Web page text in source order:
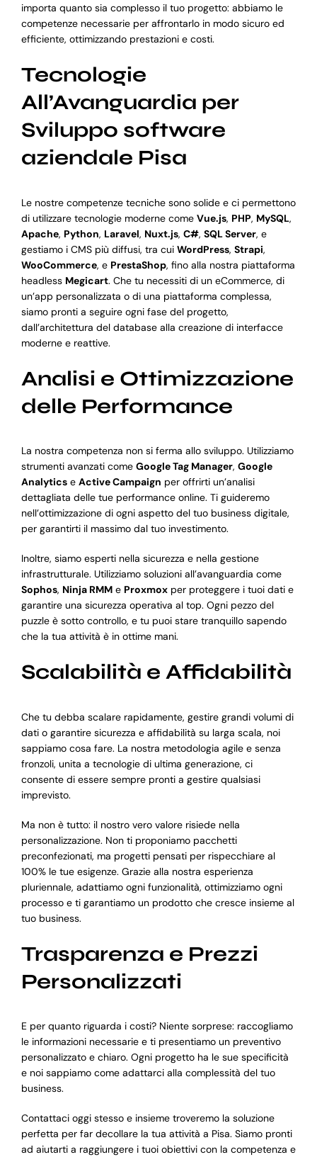
importa quanto sia complesso il tuo progetto: abbiamo le
competenze necessarie per affrontarlo in modo sicuro ed
efficiente, ottimizzando prestazioni e costi.
Tecnologie
All’Avanguardia per
Sviluppo software
aziendale Pisa
Le nostre competenze tecniche sono solide e ci permettono
di utilizzare tecnologie moderne come Vue.js, PHP, MySQL,
Apache, Python, Laravel, Nuxt.js, C#, SQL Server, e
gestiamo i CMS più diffusi, tra cui WordPress, Strapi,
WooCommerce, e PrestaShop, fino alla nostra piattaforma
headless Megicart. Che tu necessiti di un eCommerce, di
un’app personalizzata o di una piattaforma complessa,
siamo pronti a seguire ogni fase del progetto,
dall’architettura del database alla creazione di interfacce
moderne e reattive.
Analisi e Ottimizzazione
delle Performance
La nostra competenza non si ferma allo sviluppo. Utilizziamo
strumenti avanzati come Google Tag Manager, Google
Analyticse Active Campaign per offrirti un’analisi
dettagliata delle tue performance online. Ti guideremo
nell’ottimizzazione di ogni aspetto del tuo business digitale,
per garantirti il massimo dal tuo investimento.
Inoltre, siamo esperti nella sicurezza e nella gestione
infrastrutturale. Utilizziamo soluzioni all’avanguardia come
Sophos, Ninja RMMe Proxmoxper proteggere i tuoi dati e
garantire una sicurezza operativa al top. Ogni pezzo del
puzzle è sotto controllo, e tu puoi stare tranquillo sapendo
che la tua attività è in ottime mani.
Scalabilità e Affidabilità
Che tu debba scalare rapidamente, gestire grandi volumi di
dati o garantire sicurezza e affidabilità su larga scala, noi
sappiamo cosa fare. La nostra metodologia agile e senza
fronzoli, unita a tecnologie di ultima generazione, ci
consente di essere sempre pronti a gestire qualsiasi
imprevisto.
Ma non è tutto: il nostro vero valore risiede nella
personalizzazione. Non ti proponiamo pacchetti
preconfezionati, ma progetti pensati per rispecchiare al
100% le tue esigenze. Grazie alla nostra esperienza
pluriennale, adattiamo ogni funzionalità, ottimizziamo ogni
processo e ti garantiamo un prodotto che cresce insieme al
tuo business.
Trasparenza e Prezzi
Personalizzati
E per quanto riguarda i costi? Niente sorprese: raccogliamo
le informazioni necessarie e ti presentiamo un preventivo
personalizzato e chiaro. Ogni progetto ha le sue specificità
e noi sappiamo come adattarci alla complessità del tuo
business.
Contattaci oggi stesso e insieme troveremo la soluzione
perfetta per far decollare la tua attività a Pisa. Siamo pronti
ad aiutarti a raggiungere i tuoi obiettivi con la competenza e